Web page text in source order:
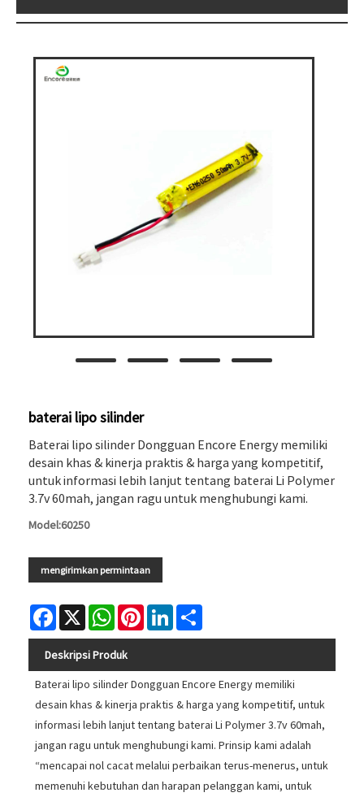
baterai lipo silinder
Baterai lipo silinder Dongguan Encore Energy memiliki
desain khas & kinerja praktis & harga yang kompetitif,
untuk informasi lebih lanjut tentang baterai Li Polymer
3.7v 60mah, jangan ragu untuk menghubungi kami.
Model:60250
mengirimkan permintaan
Facebook
X WhatsAppPinterestLinkedIn
Deskripsi Produk
Baterai lipo silinder Dongguan Encore Energy memiliki
desain khas & kinerja praktis & harga yang kompetitif, untuk
informasi lebih lanjut tentang baterai Li Polymer 3.7v 60mah,
jangan ragu untuk menghubungi kami. Prinsip kami adalah
“mencapai nol cacat melalui perbaikan terus-menerus, untuk
memenuhi kebutuhan dan harapan pelanggan kami, untuk